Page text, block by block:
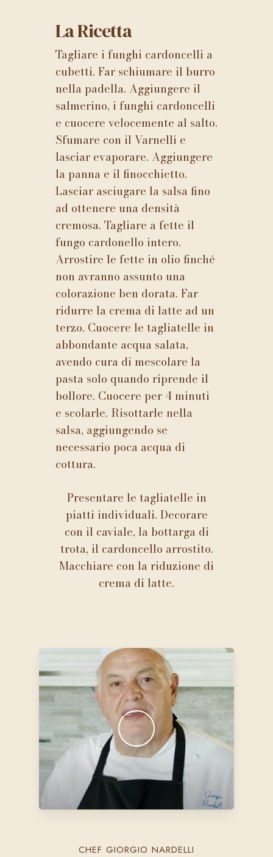
Nessun prodotto nel carrello.
VAI ALLO SHOP
La Ricetta
Tagliare i funghi cardoncelli a
cubetti. Far schiumare il burro
nella padella. Aggiungere il
salmerino, i funghi cardoncelli
e cuocere velocemente al salto.
Sfumare con il Varnelli e
lasciar evaporare. Aggiungere
la panna e il finocchietto.
Lasciar asciugare la salsa fino
ad ottenere una densità
cremosa. Tagliare a fette il
fungo cardonello intero.
Arrostire le fette in olio finché
non avranno assunto una
colorazione ben dorata. Far
ridurre la crema di latte ad un
terzo. Cuocere le tagliatelle in
abbondante acqua salata,
avendo cura di mescolare la
pasta solo quando riprende il
bollore. Cuocere per 4 minuti
e scolarle. Risottarle nella
salsa, aggiungendo se
necessario poca acqua di
cottura.
Presentare le tagliatelle in
piatti individuali. Decorare
con il caviale, la bottarga di
trota, il cardoncello arrostito.
Macchiare con la riduzione di
crema di latte.
Play Video
CHEF GIORGIO NARDELLI